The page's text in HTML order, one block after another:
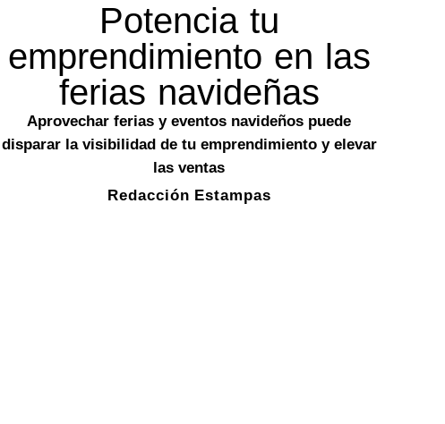
Potencia tu
emprendimiento en las
ferias navideñas
Aprovechar ferias y eventos navideños puede
disparar la visibilidad de tu emprendimiento y elevar
las ventas
Redacción Estampas